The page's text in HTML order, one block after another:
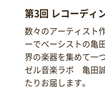
第3回 レコーディ
数々のアーティスト
ーでベーシストの亀
界の楽器を集めて一
ゼル音楽ラボ 亀田
たりお届します。